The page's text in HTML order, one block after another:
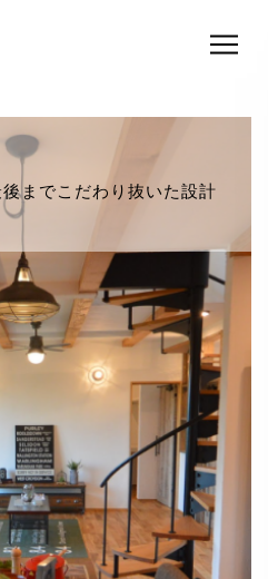
ただけの新築。いつでも
。